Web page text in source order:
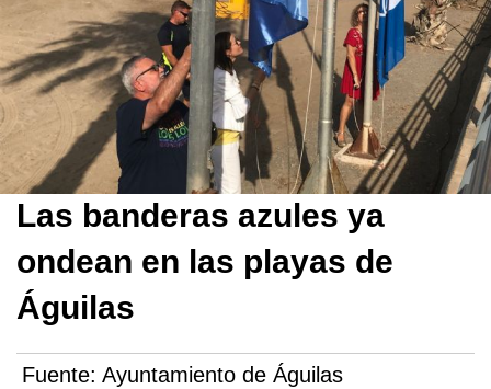
Las banderas azules ya
ondean en las playas de
Águilas
Fuente: Ayuntamiento de Águilas